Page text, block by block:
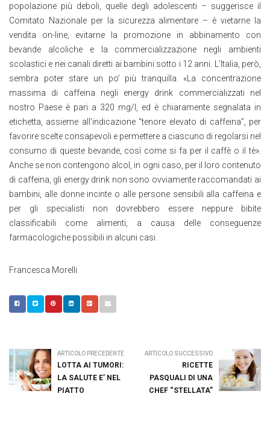
popolazione più deboli, quelle degli adolescenti – suggerisce il
Comitato Nazionale per la sicurezza alimentare – è vietarne la
vendita on-line, evitarne la promozione in abbinamento con
bevande alcoliche e la commercializzazione negli ambienti
scolastici e nei canali diretti ai bambini sotto i 12 anni. L’Italia, però,
sembra poter stare un po’ più tranquilla. «La concentrazione
massima di caffeina negli energy drink commercializzati nel
nostro Paese è pari a 320 mg/l, ed è chiaramente segnalata in
etichetta, assieme all’indicazione “tenore elevato di caffeina”, per
favorire scelte consapevoli e permettere a ciascuno di regolarsi nel
consumo di queste bevande, così come si fa per il caffè o il tè».
Anche se non contengono alcol, in ogni caso, per il loro contenuto
di caffeina, gli energy drink non sono ovviamente raccomandati ai
bambini, alle donne incinte o alle persone sensibili alla caffeina e
per gli specialisti non dovrebbero essere neppure bibite
classificabili come alimenti, a causa delle conseguenze
farmacologiche possibili in alcuni casi.
Francesca Morelli
ARTICOLO PRECEDENTE
LOTTA AI TUMORI:
LA SALUTE E’ NEL
PIATTO
ARTICOLO SUCCESSIVO
RICETTE
PASQUALI DI UNA
CHEF “STELLATA”